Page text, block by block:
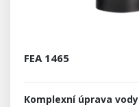
FEA 1465
Komplexní úprava vody